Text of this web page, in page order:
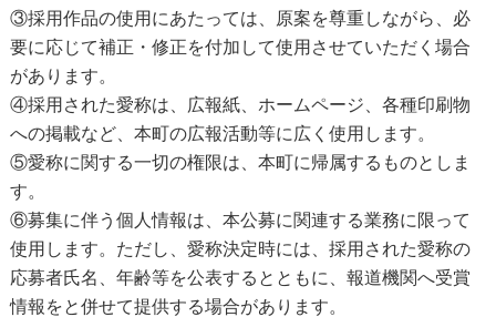
③採用作品の使用にあたっては、原案を尊重しながら、必
要に応じて補正・修正を付加して使用させていただく場合
があります。
④採用された愛称は、広報紙、ホームページ、各種印刷物
への掲載など、本町の広報活動等に広く使用します。
⑤愛称に関する一切の権限は、本町に帰属するものとしま
す。
⑥募集に伴う個人情報は、本公募に関連する業務に限って
使用します。ただし、愛称決定時には、採用された愛称の
応募者氏名、年齢等を公表するとともに、報道機関へ受賞
情報をと併せて提供する場合があります。